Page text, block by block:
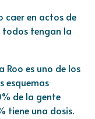
caer en actos de
todos tengan la
Roo es uno de los
esquemas
de la gente
tiene una dosis.